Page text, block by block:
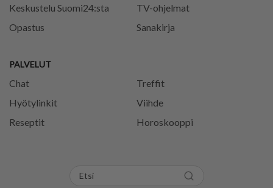
Keskustelu Suomi24:sta
Opastus
PALVELUT
Chat
Treffit
Hyötylinkit
Viihde
Reseptit
Horoskooppi
TV-ohjelmat
Sanakirja